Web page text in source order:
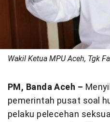
Wakil Ketua MPU Aceh, Tgk
PM, Banda Aceh –
pemerintah pusat soal
pelaku pelecehan